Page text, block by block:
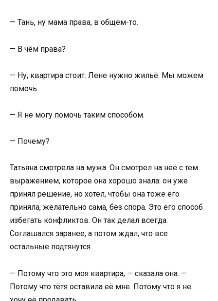
— Тань, ну мама права, в общем-то.
— В чём права?
— Ну, квартира стоит. Лене нужно жильё. Мы можем
помочь.
— Я не могу помочь таким способом.
— Почему?
Татьяна смотрела на мужа. Он смотрел на неё с тем
выражением, которое она хорошо знала: он уже
принял решение, но хотел, чтобы она тоже его
приняла, желательно сама, без спора. Это его способ
избегать конфликтов. Он так делал всегда.
Соглашался заранее, а потом ждал, что все
остальные подтянутся.
— Потому что это моя квартира, — сказала она. —
Потому что тётя оставила её мне. Потому что я не